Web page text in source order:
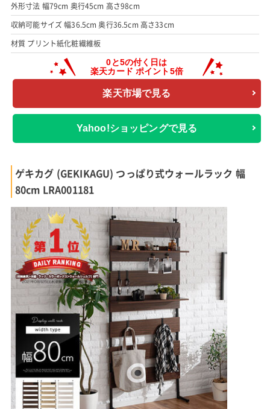
外形寸法 幅79cm 奥行45cm 高さ98cm
収納可能サイズ 幅36.5cm 奥行36.5cm 高さ33cm
材質 プリント紙化粧繊維板
楽天市場で見る
Yahoo!ショッピングで見る
ゲキカグ (GEKIKAGU) つっぱり式ウォールラック 幅
80cm LRA001181